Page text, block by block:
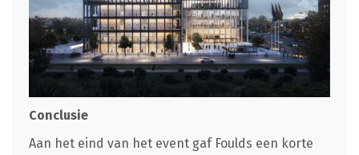
Conclusie
Aan het eind van het event gaf Foulds een korte